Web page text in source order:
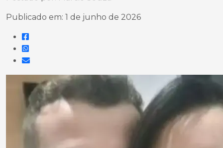
Publicado em: 1 de junho de 2026